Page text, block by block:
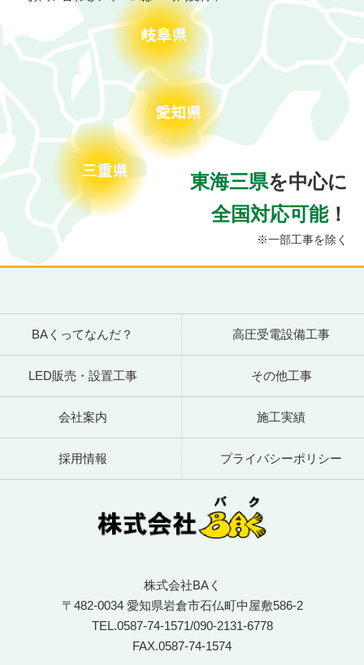
東海三県を中心に
全国対応可能！
※一部工事を除く
株式会社BAく
〒482-0034 愛知県岩倉市石仏町中屋敷586-2
TEL.0587-74-1571/090-2131-6778
FAX.0587-74-1574
BAくってなんだ？ 高圧受電設備工事
LED販売・設置工事 その他工事
会社案内 施工実績
採用情報 プライバシーポリシー